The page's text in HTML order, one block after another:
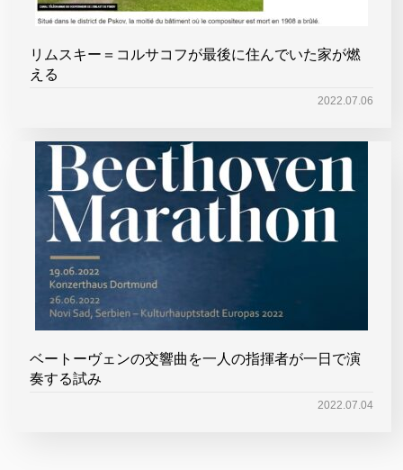
リムスキー＝コルサコフが最後に住んでいた家が燃
える
2022.07.06
ベートーヴェンの交響曲を一人の指揮者が一日で演
奏する試み
2022.07.04